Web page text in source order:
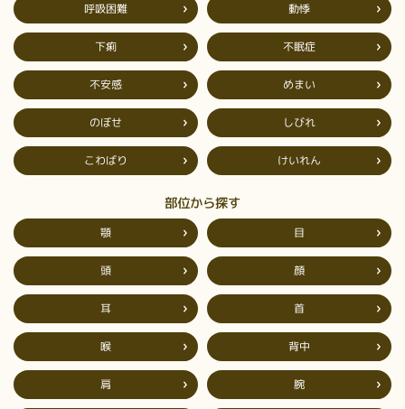
呼吸困難 動悸
下痢 不眠症
不安感 めまい
のぼせ しびれ
こわばり けいれん
部位から探す
顎 目
頭 顔
耳 首
喉 背中
肩 腕